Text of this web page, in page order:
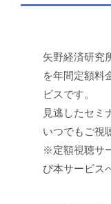
矢野経済研究
を年間定額料
ビスです。
見逃したセミ
いつでもご視
※定額視聴サ
び本サービス